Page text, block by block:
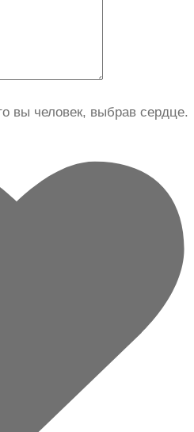
вы человек, выбрав сердце.